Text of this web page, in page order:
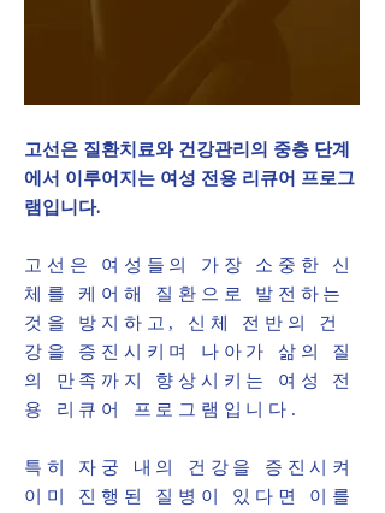
고선은 질환치료와 건강관리의 중층 단계
에서 이루어지는 여성 전용 리큐어 프로그
램입니다.
고선은 여성들의 가장 소중한 신
체를 케어해 질환으로 발전하는
것을 방지하고, 신체 전반의 건
강을 증진시키며 나아가 삶의 질
의 만족까지 향상시키는 여성 전
용 리큐어 프로그램입니다.
특히 자궁 내의 건강을 증진시켜
이미 진행된 질병이 있다면 이를